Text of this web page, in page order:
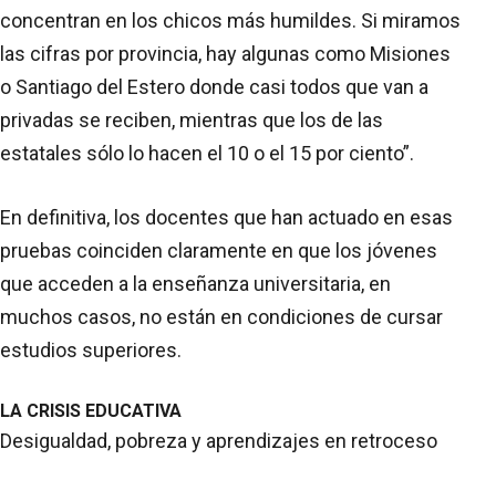
concentran en los chicos más humildes. Si miramos
las cifras por provincia, hay algunas como Misiones
o Santiago del Estero donde casi todos que van a
privadas se reciben, mientras que los de las
estatales sólo lo hacen el 10 o el 15 por ciento”.
En definitiva, los docentes que han actuado en esas
pruebas coinciden claramente en que los jóvenes
que acceden a la enseñanza universitaria, en
muchos casos, no están en condiciones de cursar
estudios superiores.
LA CRISIS EDUCATIVA
Desigualdad, pobreza y aprendizajes en retroceso